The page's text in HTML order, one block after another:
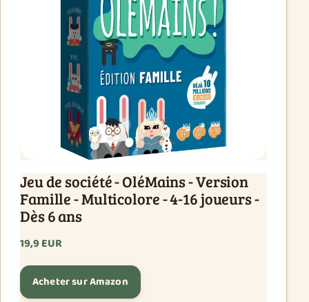
Jeu de société - OléMains - Version
Famille - Multicolore - 4-16 joueurs -
Dès 6 ans
19,9 EUR
Acheter sur Amazon